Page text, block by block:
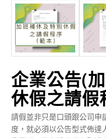
企業公告(
休假之請假
請假並非只是口頭跟公司申
度，就必須以公告型式佈達